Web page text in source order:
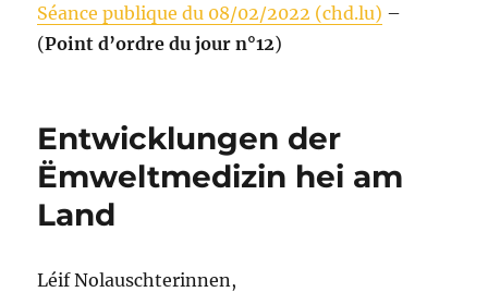
Séance publique du 08/02/2022 (chd.lu) –
(Point d’ordre du jour n°12)
Entwicklungen der
Ëmweltmedizin hei am
Land
Léif Nolauschterinnen,